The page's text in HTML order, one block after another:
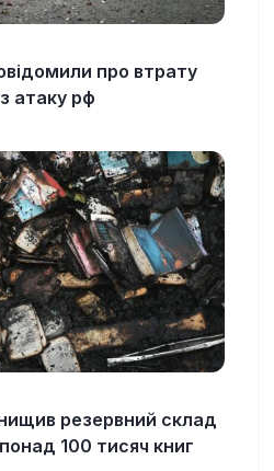
про втрату
атаку рф
резервний склад
100 тисяч книг